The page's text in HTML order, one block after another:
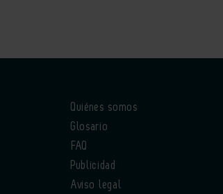
Quiénes somos
Glosario
FAQ
Publicidad
Aviso legal